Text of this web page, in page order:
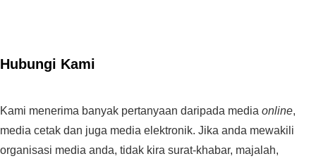
Hubungi Kami
Kami menerima banyak pertanyaan daripada media online,
media cetak dan juga media elektronik. Jika anda mewakili
organisasi media anda, tidak kira surat-khabar, majalah,